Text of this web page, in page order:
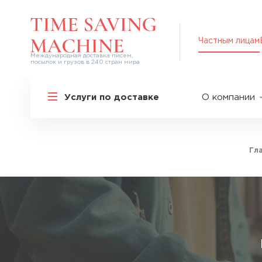
Международная доставка писем,
посылок и грузов в 240 стран мира
Частным лицам
Услуги по доставке
Международная доставка
Самые срочные тарифы
Перевозка специальных грузов
О компании
Оплата
Упаковка